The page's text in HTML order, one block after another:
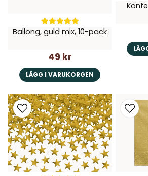
Ballong, guld mix, 10-pack
49 kr
LÄGG I VARUKORGEN